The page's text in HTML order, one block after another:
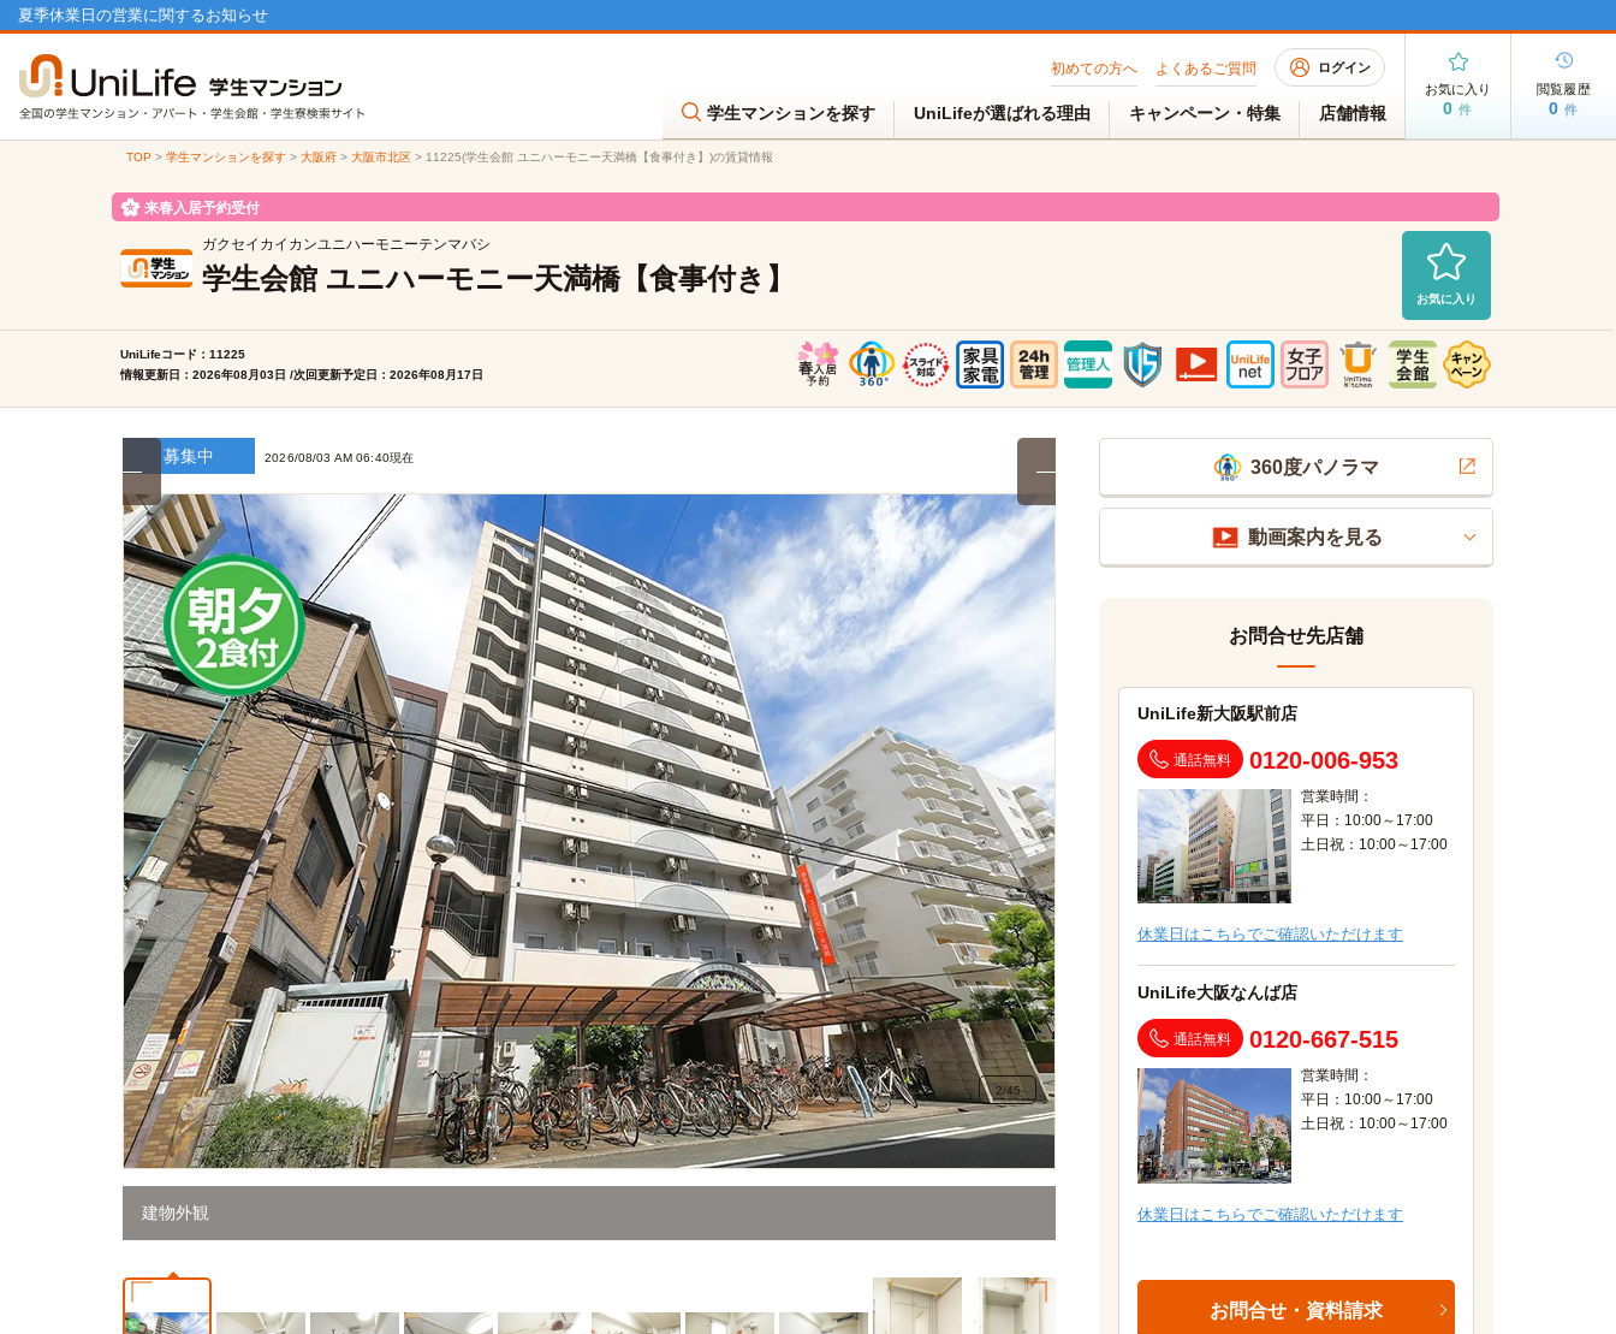
夏季休業日の営業に関するお知らせ
初めての方へ よくあるご質問 ログイン
学生マンションを探す UniLifeが選ばれる理由 キャンペーン・特集 店舗情報
お気に入り
0 件
閲覧履歴
0 件
TOP > 学生マンションを探す> 大阪府> 大阪市北区> 11225(学生会館 ユニハーモニー天満橋【食事付き】)の賃貸情報
来春入居予約受付
ガクセイカイカンユニハーモニーテンマバシ
学生会館 ユニハーモニー天満橋【食事付き】
お気に入り
UniLifeコード：11225
情報更新日：2026年08月03日 /次回更新予定日：2026年08月17日
募集中 2026/08/03 AM 06:40現在
建物外観
2026/08/03 AM 06:40現在
居室 ※モデルルーム
2/45
360度パノラマ
動画案内を見る
お問合せ先店舗
UniLife新大阪駅前店
通話無料 0120-006-953
営業時間：
平日：10:00～17:00
土日祝：10:00～17:00
休業日はこちらでご確認いただけます
UniLife大阪なんば店
通話無料 0120-667-515
営業時間：
平日：10:00～17:00
土日祝：10:00～17:00
休業日はこちらでご確認いただけます
お問合せ・資料請求